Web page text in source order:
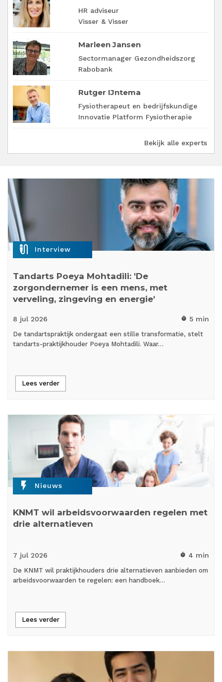
HR adviseur
Visser & Visser
Marleen Jansen
Sectormanager Gezondheidszorg
Rabobank
Rutger IJntema
Fysiotherapeut en bedrijfskundige
Innovatie Platform Fysiotherapie
Bekijk alle experts
mic_external_on Interview
Tandarts Poeya Mohtadili: 'De
zorgondernemer is een mens, met
verveling, zingeving en energie'
8 jul 2026 timer 5 min
De tandartspraktijk ondergaat een stille transformatie, stelt
tandarts-praktijkhouder Poeya Mohtadili. Waar…
Lees verder
flash_on Nieuws
KNMT wil arbeidsvoorwaarden regelen met
drie alternatieven
7 jul 2026 timer 4 min
De KNMT wil praktijkhouders drie alternatieven aanbieden om
arbeidsvoorwaarden te regelen: een handboek…
Lees verder